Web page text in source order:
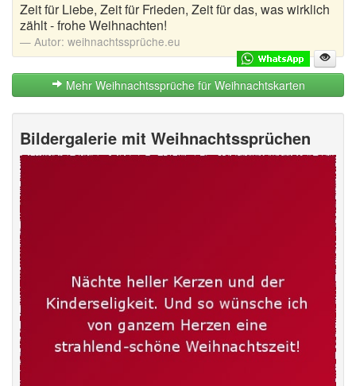
Zeit für Liebe, Zeit für Frieden, Zeit für das, was wirklich
zählt - frohe Weihnachten!
Autor: weihnachtssprüche.eu
Mehr Weihnachtssprüche für Weihnachtskarten
Bildergalerie mit Weihnachtssprüchen